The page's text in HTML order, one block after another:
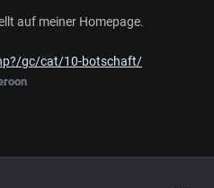
auf meiner Homepage.
gc/cat/10-botschaft/